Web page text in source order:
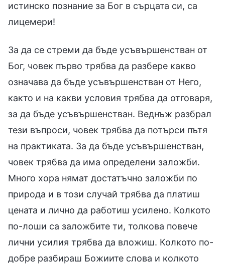
истинско познание за Бог в сърцата си, са
лицемери!
За да се стреми да бъде усъвършенстван от
Бог, човек първо трябва да разбере какво
означава да бъде усъвършенстван от Него,
както и на какви условия трябва да отговаря,
за да бъде усъвършенстван. Веднъж разбрал
тези въпроси, човек трябва да потърси пътя
на практиката. За да бъде усъвършенстван,
човек трябва да има определени заложби.
Много хора нямат достатъчно заложби по
природа и в този случай трябва да платиш
цената и лично да работиш усилено. Колкото
по-лоши са заложбите ти, толкова повече
лични усилия трябва да вложиш. Колкото по-
добре разбираш Божиите слова и колкото